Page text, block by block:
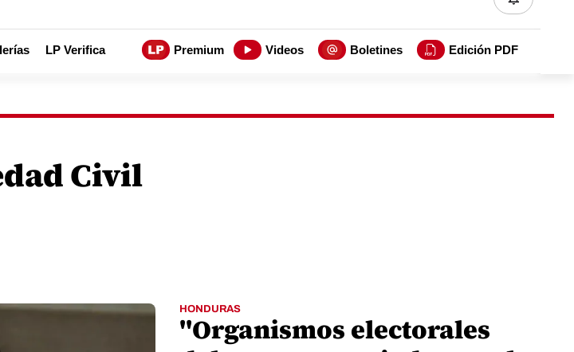
LP Verifica Premium Videos Boletines Edición PDF
Civil
HONDURAS
"Organismos electorales